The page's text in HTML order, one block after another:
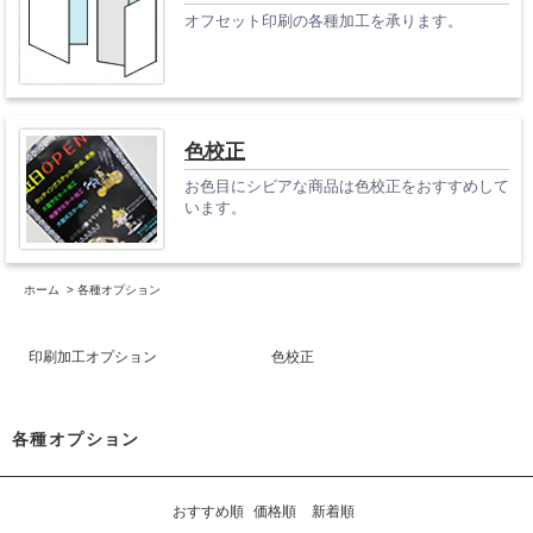
オフセット印刷の各種加工を承ります。
色校正
お色目にシビアな商品は色校正をおすすめして
います。
ホーム > 各種オプション
印刷加工オプション 色校正
各種オプション
おすすめ順 価格順 新着順